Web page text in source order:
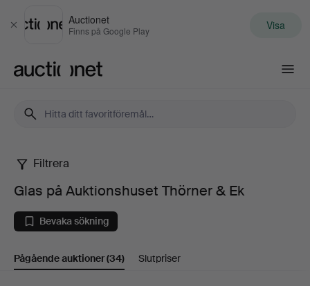
Stäng
Auctionet
Finns på Google Play Visa
Glas
på
Auktionshuset
Thörner
Filtrera
Glas på Auktionshuset Thörner & Ek
Bevaka sökning
Pågående auktioner(34) Slutpriser